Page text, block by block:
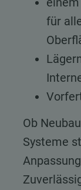
für
Ob
Systeme